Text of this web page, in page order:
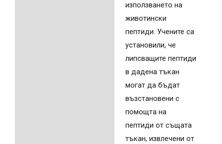
използването на
животински
пептиди. Учените са
установили, че
липсващите пептиди
в дадена тъкан
могат да бъдат
възстановени с
помощта на
пептиди от същата
тъкан, извлечени от